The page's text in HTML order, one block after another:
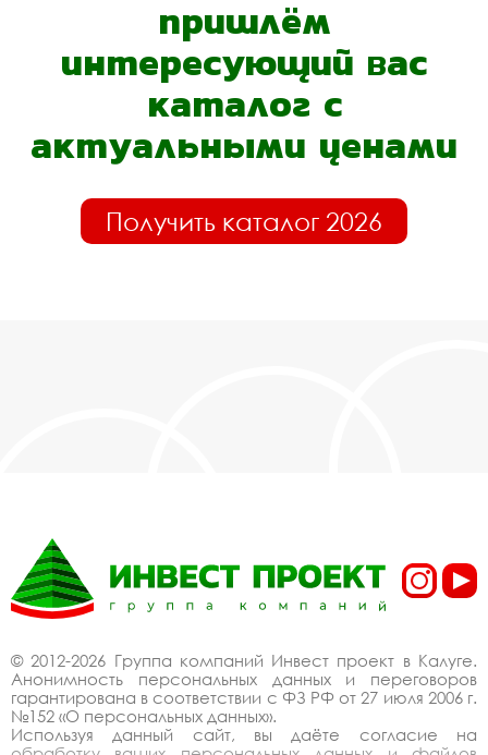
пришлём
интересующий вас
каталог с
актуальными ценами
Получить каталог 2026
© 2012-2026 Группа компаний Инвест проект в Калуге.
Анонимность персональных данных и переговоров
гарантирована в соответствии с ФЗ РФ от 27 июля 2006 г.
№152 «О персональных данных».
Используя данный сайт, вы даёте согласие на